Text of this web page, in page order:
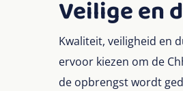
Veilige en
Kwaliteit, veiligheid en
ervoor kiezen om de
de opbrengst wordt